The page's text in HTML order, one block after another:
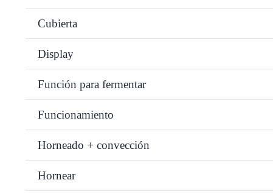
Cubierta
Display
Función para fermentar
Funcionamiento
Horneado + convección
Hornear